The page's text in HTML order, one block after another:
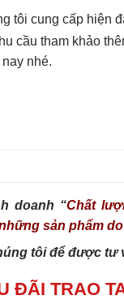
tôi cung cấp hiện
cầu tham khảo
nhé.
doanh “Chất
sản phẩm
tôi để được tư
ĐÃI TRAO